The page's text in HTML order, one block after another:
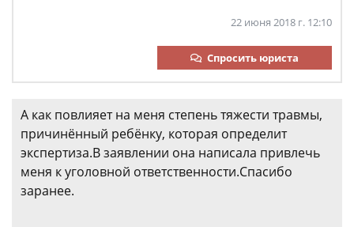
22 июня 2018 г. 12:10
Спросить юриста
А как повлияет на меня степень тяжести травмы,
причинённый ребёнку, которая определит
экспертиза.В заявлении она написала привлечь
меня к уголовной ответственности.Спасибо
заранее.